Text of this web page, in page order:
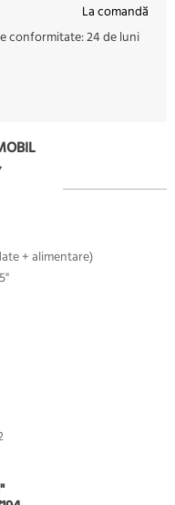
La comandă
conformitate:24 de luni
+ alimentare)